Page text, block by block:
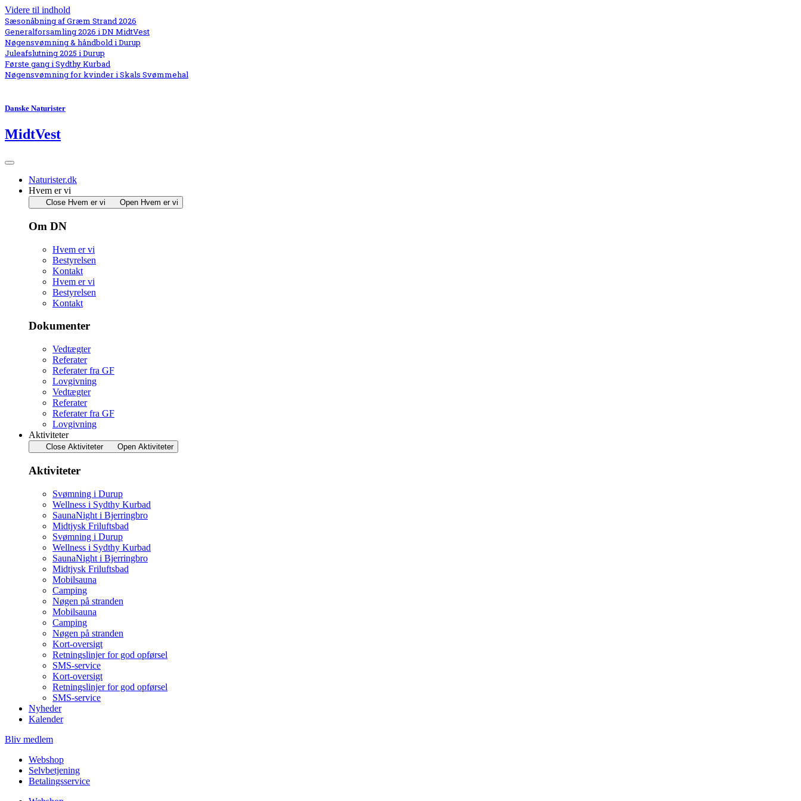
Videre til indhold
Sæsonåbning af Græm Strand 2026
Generalforsamling 2026 i DN MidtVest
Nøgensvømning & håndbold i Durup
Juleafslutning 2025 i Durup
Første gang i Sydthy Kurbad
Nøgensvømning for kvinder i Skals Svømmehal
Danske Naturister
MidtVest
Naturister.dk
Hvem er vi
Close Hvem er vi Open Hvem er vi
Om DN
Hvem er vi
Bestyrelsen
Kontakt
Hvem er vi
Bestyrelsen
Kontakt
Dokumenter
Vedtægter
Referater
Referater fra GF
Lovgivning
Vedtægter
Referater
Referater fra GF
Lovgivning
Aktiviteter
Close Aktiviteter Open Aktiviteter
Aktiviteter
Svømning i Durup
Wellness i Sydthy Kurbad
SaunaNight i Bjerringbro
Midtjysk Friluftsbad
Svømning i Durup
Wellness i Sydthy Kurbad
SaunaNight i Bjerringbro
Midtjysk Friluftsbad
Mobilsauna
Camping
Nøgen på stranden
Mobilsauna
Camping
Nøgen på stranden
Kort-oversigt
Retningslinjer for god opførsel
SMS-service
Kort-oversigt
Retningslinjer for god opførsel
SMS-service
Nyheder
Kalender
Bliv medlem
Webshop
Selvbetjening
Betalingsservice